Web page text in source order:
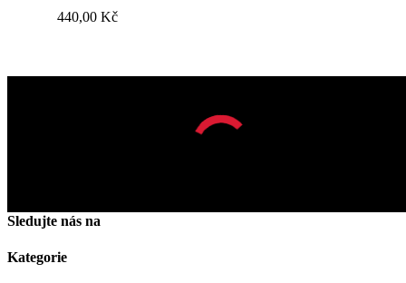
440,00 Kč
Sledujte nás na
Kategorie